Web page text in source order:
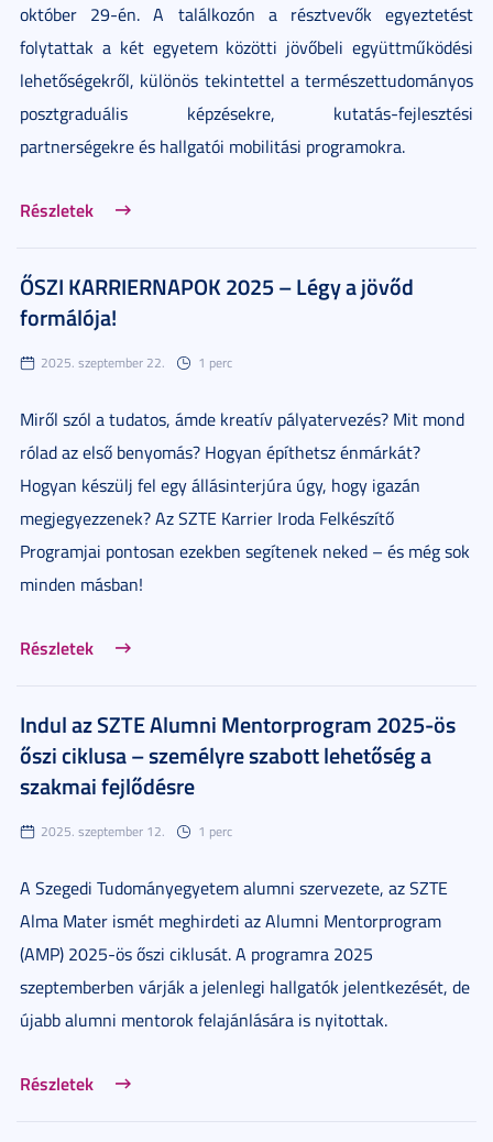
október 29-én. A találkozón a résztvevők egyeztetést
folytattak a két egyetem közötti jövőbeli együttműködési
lehetőségekről, különös tekintettel a természettudományos
posztgraduális képzésekre, kutatás-fejlesztési
partnerségekre és hallgatói mobilitási programokra.
Részletek
ŐSZI KARRIERNAPOK 2025 – Légy a jövőd
formálója!
2025. szeptember 22. 1 perc
Miről szól a tudatos, ámde kreatív pályatervezés? Mit mond
rólad az első benyomás? Hogyan építhetsz énmárkát?
Hogyan készülj fel egy állásinterjúra úgy, hogy igazán
megjegyezzenek? Az SZTE Karrier Iroda Felkészítő
Programjai pontosan ezekben segítenek neked – és még sok
minden másban!
Részletek
Indul az SZTE Alumni Mentorprogram 2025-ös
őszi ciklusa – személyre szabott lehetőség a
szakmai fejlődésre
2025. szeptember 12. 1 perc
A Szegedi Tudományegyetem alumni szervezete, az SZTE
Alma Mater ismét meghirdeti az Alumni Mentorprogram
(AMP) 2025-ös őszi ciklusát. A programra 2025
szeptemberben várják a jelenlegi hallgatók jelentkezését, de
újabb alumni mentorok felajánlására is nyitottak.
Részletek